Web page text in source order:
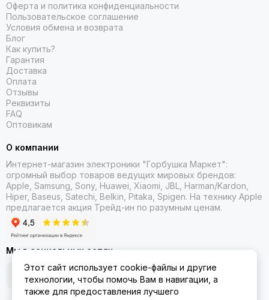
Оферта и политика конфиденциальности
Пользовательское соглашение
Условия обмена и возврата
Блог
Как купить?
Гарантия
Доставка
Оплата
Отзывы
Реквизиты
FAQ
Оптовикам
О компании
Интернет-магазин электроники "Горбушка Маркет":
огромный выбор товаров ведущих мировых брендов:
Apple, Samsung, Sony, Huawei, Xiaomi, JBL, Harman/Kardon,
Hiper, Baseus, Satechi, Belkin, Pitaka, Spigen. На технику Apple
предлагается акция Трейд-ин по разумным ценам.
Мы в социальных сетях
Этот сайт использует cookie-файлы и другие
технологии, чтобы помочь Вам в навигации, а
также для предоставления лучшего